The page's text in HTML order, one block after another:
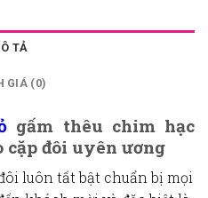
TẢ
GIÁ (0)
gấm thêu chim hạc
cặp đôi uyên ương
luôn tất bật chuẩn bị mọi